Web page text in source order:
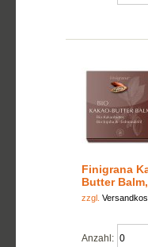
Finigrana
Butter
zzgl.
Anzahl: